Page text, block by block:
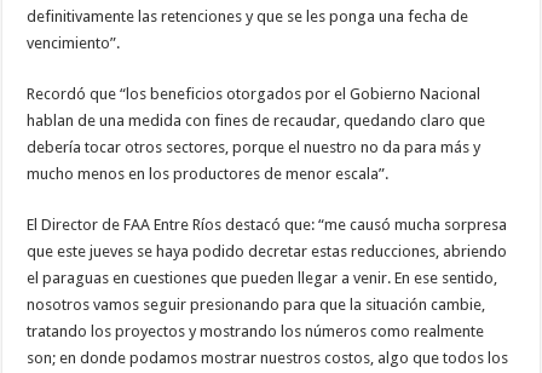
definitivamente las retenciones y que se les ponga una fecha de
vencimiento”.
Recordó que “los beneficios otorgados por el Gobierno Nacional
hablan de una medida con fines de recaudar, quedando claro que
debería tocar otros sectores, porque el nuestro no da para más y
mucho menos en los productores de menor escala”.
El Director de FAA Entre Ríos destacó que: “me causó mucha sorpresa
que este jueves se haya podido decretar estas reducciones, abriendo
el paraguas en cuestiones que pueden llegar a venir. En ese sentido,
nosotros vamos seguir presionando para que la situación cambie,
tratando los proyectos y mostrando los números como realmente
son; en donde podamos mostrar nuestros costos, algo que todos los